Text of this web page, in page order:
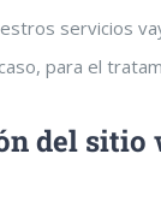
servicios
para el
del sitio